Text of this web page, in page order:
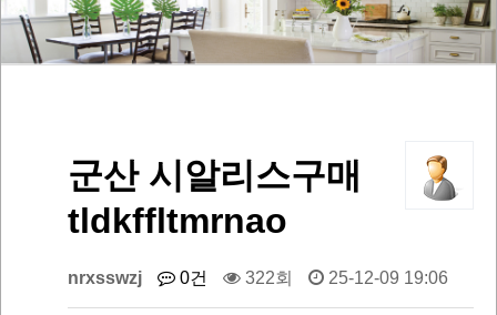
군산 시알리스구매
tldkffltmrnao
nrxsswzj 0건 322회 25-12-09 19:06